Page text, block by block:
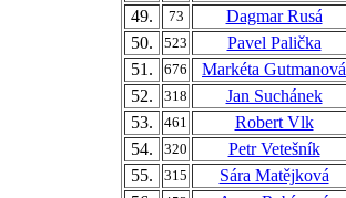
49.
73 Dagmar Rusá
50.
523 Pavel Palička
51.
676 Markéta Gutmanová
52.
318 Jan Suchánek
53.
461 Robert Vlk
54.
320 Petr Vetešník
55.
315 Sára Matějková